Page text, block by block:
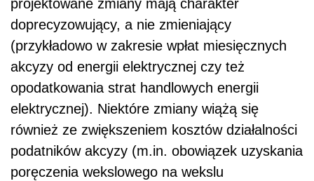
projektowane zmiany mają charakter
doprecyzowujący, a nie zmieniający
(przykładowo w zakresie wpłat miesięcznych
akcyzy od energii elektrycznej czy też
opodatkowania strat handlowych energii
elektrycznej). Niektóre zmiany wiążą się
również ze zwiększeniem kosztów działalności
podatników akcyzy (m.in. obowiązek uzyskania
poręczenia wekslowego na wekslu